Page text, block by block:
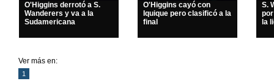
O'Higgins derrotó a S.
Wanderers y va a la
Sudamericana
O'Higgins cayó con
Iquique pero clasificó a la
final
S.
la
Ver más en:
1